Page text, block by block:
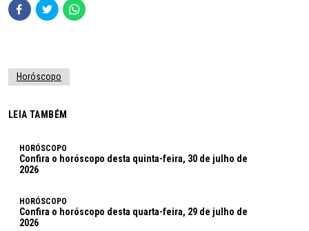
Horóscopo
LEIA TAMBÉM
HORÓSCOPO
Confira o horóscopo desta quinta-feira, 30 de julho de
2026
HORÓSCOPO
Confira o horóscopo desta quarta-feira, 29 de julho de
2026